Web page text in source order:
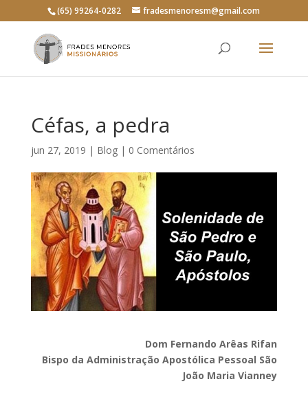
(65) 99264-0282 fradesmenoresm@gmail.com
Céfas, a pedra
jun 27, 2019 | Blog| 0 Comentários
Dom Fernando Arêas Rifan
Bispo da Administração Apostólica Pessoal São
João Maria Vianney